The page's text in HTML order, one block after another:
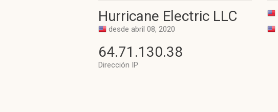
Hurricane Electric LLC
desde abril 08, 2020
64.71.130.38
Dirección IP